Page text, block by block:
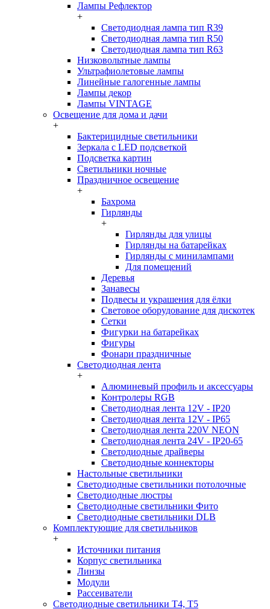
Лампы Рефлектор
+
Светодиодная лампа тип R39
Светодиодная лампа тип R50
Светодиодная лампа тип R63
Низковольтные лампы
Ультрафиолетовые лампы
Линейные галогенные лампы
Лампы декор
Лампы VINTAGE
Освещение для дома и дачи
+
Бактерицидные светильники
Зеркала с LED подсветкой
Подсветка картин
Светильники ночные
Праздничное освещение
+
Бахрома
Гирлянды
+
Гирлянды для улицы
Гирлянды на батарейках
Гирлянды с минилампами
Для помещений
Деревья
Занавесы
Подвесы и украшения для ёлки
Световое оборудование для дискотек
Сетки
Фигурки на батарейках
Фигуры
Фонари праздничные
Светодиодная лента
+
Алюминевый профиль и аксессуары
Контролеры RGB
Светодиодная лента 12V - IP20
Светодиодная лента 12V - IP65
Светодиодная лента 220V NEON
Светодиодная лента 24V - IP20-65
Светодиодные драйверы
Светодиодные коннекторы
Настольные светильники
Светодиодные светильники потолочные
Светодиодные люстры
Светодиодные светильники Фито
Светодиодные светильники DLB
Комплектующие для светильников
+
Источники питания
Корпус светильника
Линзы
Модули
Рассеиватели
Светодиодные светильники T4, T5